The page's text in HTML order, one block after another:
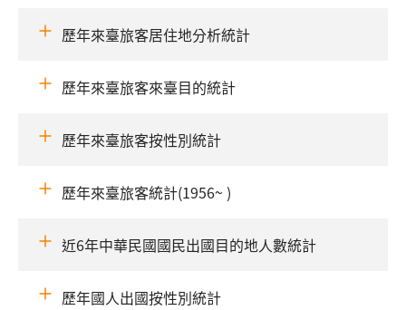
歷年來臺旅客居住地分析統計
歷年來臺旅客來臺目的統計
歷年來臺旅客按性別統計
歷年來臺旅客統計(1956~ )
近6年中華民國國民出國目的地人數統計
歷年國人出國按性別統計